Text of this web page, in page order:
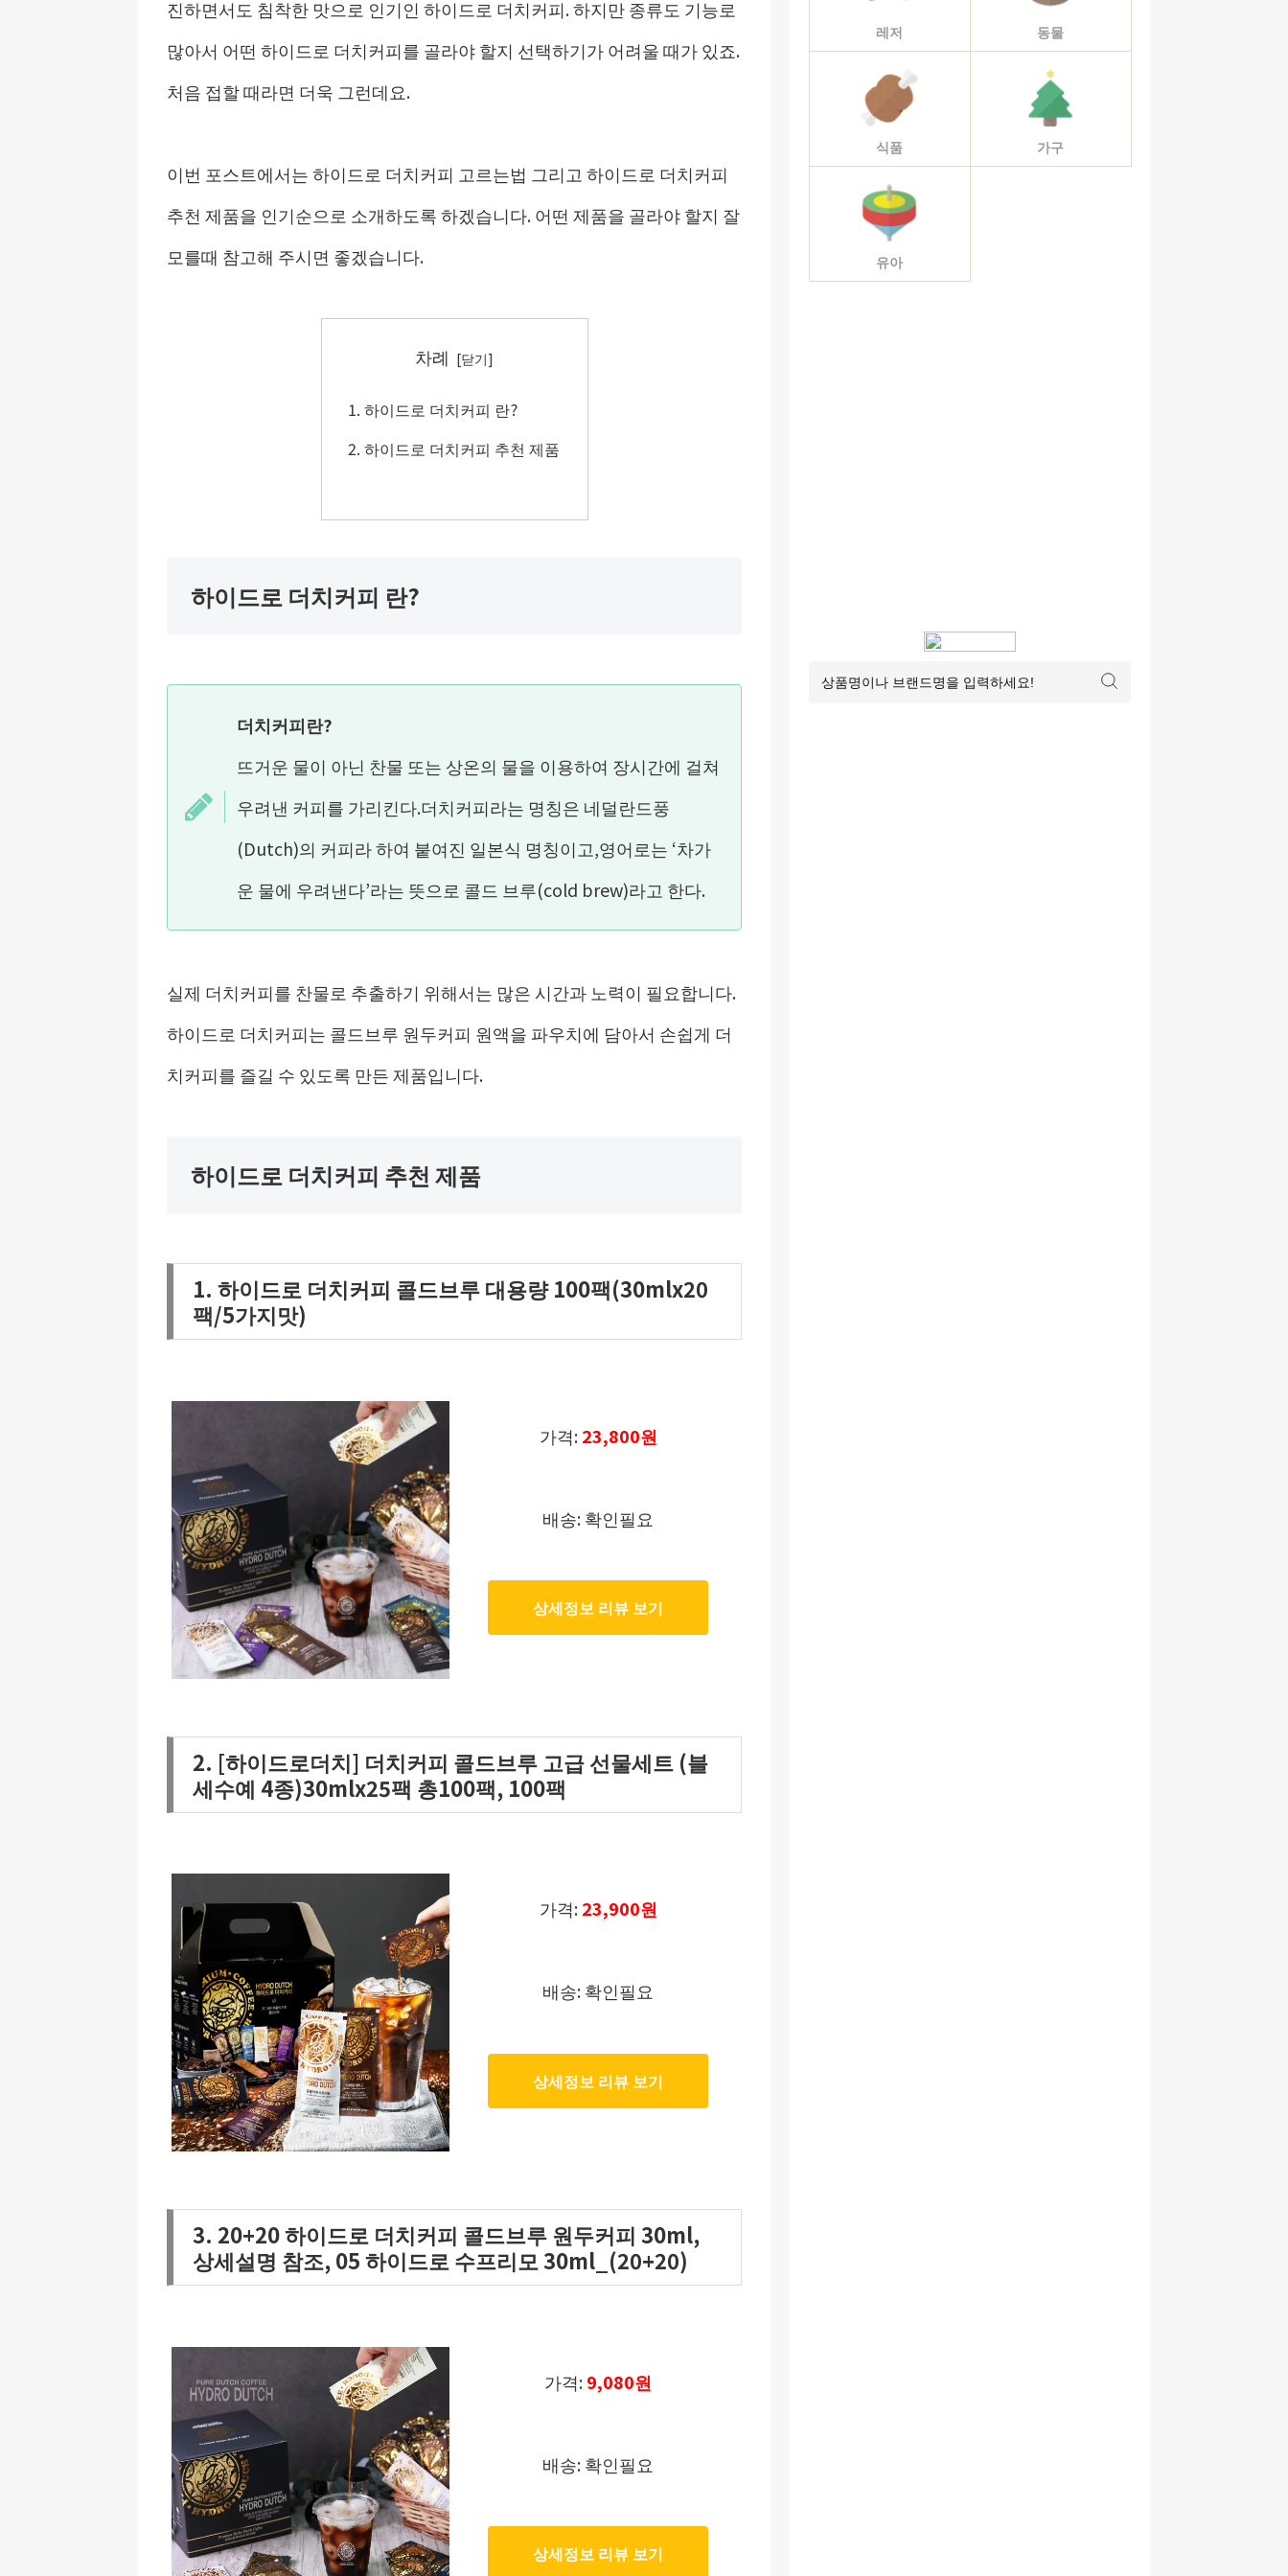
진하면서도 침착한 맛으로 인기인 하이드로 더치커피. 하지만 종류도 기능로
많아서 어떤 하이드로 더치커피를 골라야 할지 선택하기가 어려울 때가 있죠.
처음 접할 때라면 더욱 그런데요.
이번 포스트에서는 하이드로 더치커피 고르는법 그리고 하이드로 더치커피
추천 제품을 인기순으로 소개하도록 하겠습니다. 어떤 제품을 골라야 할지 잘
모를때 참고해 주시면 좋겠습니다.
차례
하이드로 더치커피 란?
하이드로 더치커피 추천 제품
하이드로 더치커피 란?
더치커피란?
뜨거운 물이 아닌 찬물 또는 상온의 물을 이용하여 장시간에 걸쳐
우려낸 커피를 가리킨다.더치커피라는 명칭은 네덜란드풍
(Dutch)의 커피라 하여 붙여진 일본식 명칭이고,영어로는 ‘차가
운 물에 우려낸다’라는 뜻으로 콜드 브루(cold brew)라고 한다.
실제 더치커피를 찬물로 추출하기 위해서는 많은 시간과 노력이 필요합니다.
하이드로 더치커피는 콜드브루 원두커피 원액을 파우치에 담아서 손쉽게 더
치커피를 즐길 수 있도록 만든 제품입니다.
하이드로 더치커피 추천 제품
1. 하이드로 더치커피 콜드브루 대용량 100팩(30mlx20
팩/5가지맛)
가격:23,800원
배송: 확인필요
상세정보 리뷰 보기
2. [하이드로더치] 더치커피 콜드브루 고급 선물세트 (블
세수예 4종)30mlx25팩 총100팩, 100팩
가격:23,900원
배송: 확인필요
상세정보 리뷰 보기
3. 20+20 하이드로 더치커피 콜드브루 원두커피 30ml,
상세설명 참조, 05 하이드로 수프리모 30ml_(20+20)
가격:9,080원
배송: 확인필요
상세정보 리뷰 보기
레저 동물
식품 가구
유아